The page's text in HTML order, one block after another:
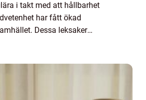
i takt med att hållbarhet
har fått ökad
Dessa leksaker